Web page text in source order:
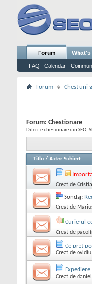
Forum
FAQ Calendar
What's
Forum Chestiuni
Forum: Chestionare
Diferite chestionare din SEO,
Titlu / Autor Subiect
Creat de
Sondaj:
Creat de
Curierul
Creat de
Ce pret
Creat de
Expediere
Creat de